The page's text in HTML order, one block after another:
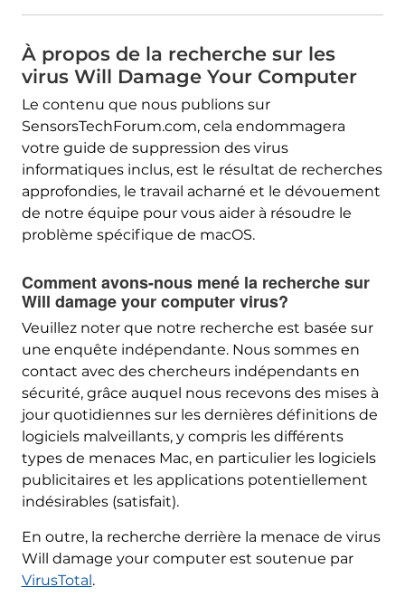
À propos de la recherche sur les
virus Will Damage Your Computer
Le contenu que nous publions sur
SensorsTechForum.com, cela endommagera
votre guide de suppression des virus
informatiques inclus, est le résultat de recherches
approfondies, le travail acharné et le dévouement
de notre équipe pour vous aider à résoudre le
problème spécifique de macOS.
Comment avons-nous mené la recherche sur
Will damage your computer virus?
Veuillez noter que notre recherche est basée sur
une enquête indépendante. Nous sommes en
contact avec des chercheurs indépendants en
sécurité, grâce auquel nous recevons des mises à
jour quotidiennes sur les dernières définitions de
logiciels malveillants, y compris les différents
types de menaces Mac, en particulier les logiciels
publicitaires et les applications potentiellement
indésirables (satisfait).
En outre, la recherche derrière la menace de virus
Will damage your computer est soutenue par
VirusTotal .